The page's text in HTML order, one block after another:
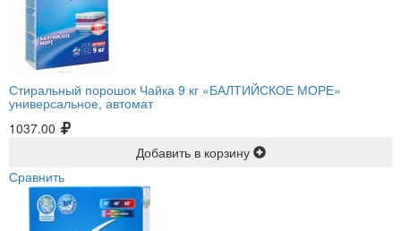
Стиральный порошок Чайка 9 кг «БАЛТИЙСКОЕ МОРЕ»
универсальное, автомат
1037.00
Добавить в корзину
Сравнить